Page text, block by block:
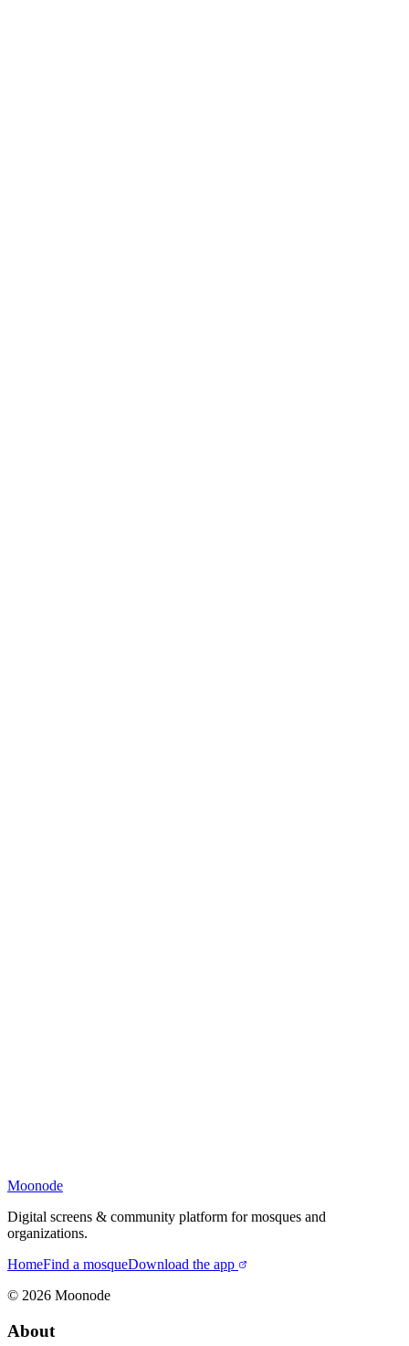
Moonode
Digital screens & community platform for mosques and
organizations.
HomeFind a mosqueDownload the app
© 2026 Moonode
About